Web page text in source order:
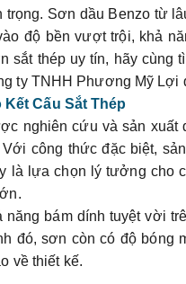
trọng. Sơn dầu Benzo từ
độ bền vượt trội, khả
sắt thép uy tín, hãy cùng
ty TNHH Phương Mỹ Lợi
Cấu Sắt Thép
nghiên cứu và sản xuất
công thức đặc biệt,
là lựa chọn lý tưởng cho
năng bám dính tuyệt vời
đó, sơn còn có độ bóng
về thiết kế.